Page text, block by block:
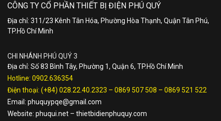
CÔNG TY CỔ PHẦN THIẾT BỊ ĐIỆN PHÚ QUÝ
Địa chỉ: 311/23 Kênh Tân Hóa, Phường Hòa Thạnh, Quận Tân Phú,
TP.Hồ Chí Minh
CHI NHÁNH PHÚ QUÝ 3
Địa chỉ: Số 83 Bình Tây, Phường 1, Quận 6, TP.Hồ Chí Minh
Hotline: 0902.636354
Điện thoại: (+84) 028.22.40.2323 – 0869 507 508 – 0869 521 522
Email: phuquypqe@gmail.com
Website: phuqui.net – thietbidienphuquy.com